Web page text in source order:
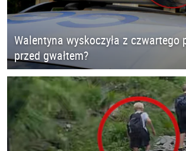
Walentyna wyskoczyła z czwartego
przed gwałtem?